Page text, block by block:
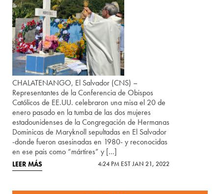
CHALATENANGO, El Salvador (CNS) –
Representantes de la Conferencia de Obispos
Católicos de EE.UU. celebraron una misa el 20 de
enero pasado en la tumba de las dos mujeres
estadounidenses de la Congregación de Hermanas
Dominicas de Maryknoll sepultadas en El Salvador
-donde fueron asesinadas en 1980- y reconocidas
en ese pais como “mártires” y […]
LEER MÁS 4:24 PM EST JAN 21, 2022